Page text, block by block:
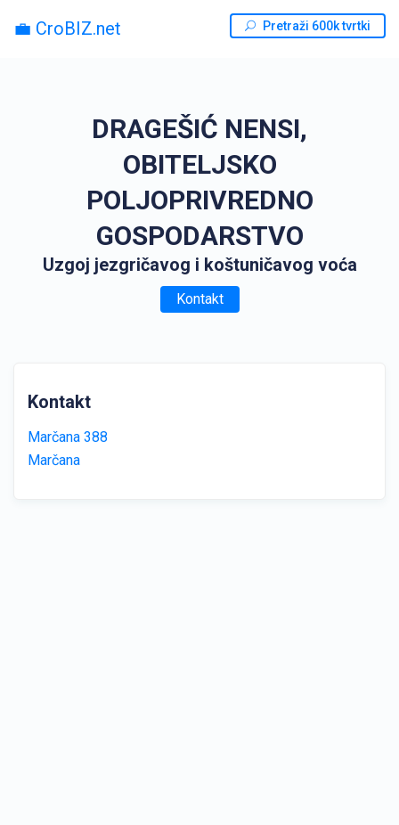
💼 CroBIZ.net Pretraži 600k tvrtki
DRAGEŠIĆ NENSI,
OBITELJSKO
POLJOPRIVREDNO
GOSPODARSTVO
Uzgoj jezgričavog i koštuničavog voća
Kontakt
Kontakt
Marčana 388
Marčana